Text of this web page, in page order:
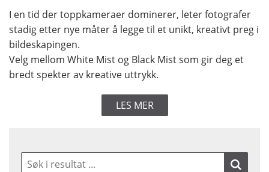
I en tid der toppkameraer dominerer, leter fotografer
stadig etter nye måter å legge til et unikt, kreativt preg i
bildeskapingen.
Velg mellom White Mist og Black Mist som gir deg et
bredt spekter av kreative uttrykk.
LES MER